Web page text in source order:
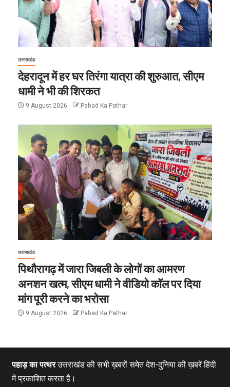
उत्तराखंड
देहरादून में हर घर तिरंगा यात्रा की शुरुआत, सीएम
धामी ने भी की शिरकत
9 August 2026 Pahad Ka Pathar
उत्तराखंड
पिथौरागढ़ में जारा जिबली के लोगों का आमरण
अनशन खत्म, सीएम धामी ने वीडियो कॉल पर दिया
मांग पूरी करने का भरोसा
9 August 2026 Pahad Ka Pathar
पहाड़ का पत्थरउत्तराखंड की सभी ख़बरों समेत देश-दुनिया की ख़बरें हिंदी
में प्रकाशित करता है।